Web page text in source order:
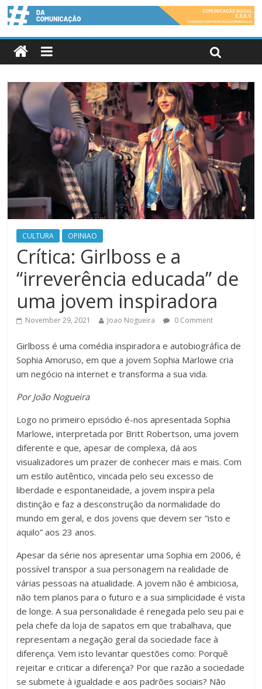
CULTURA OPINIAO
Crítica: Girlboss e a
“irreverência educada” de
uma jovem inspiradora
November 29, 2021 Joao Nogueira 0 Comment
Girlboss é uma comédia inspiradora e autobiográfica de
Sophia Amoruso, em que a jovem Sophia Marlowe cria
um negócio na internet e transforma a sua vida.
Por João Nogueira
Logo no primeiro episódio é-nos apresentada Sophia
Marlowe, interpretada por Britt Robertson, uma jovem
diferente e que, apesar de complexa, dá aos
visualizadores um prazer de conhecer mais e mais. Com
um estilo autêntico, vincada pelo seu excesso de
liberdade e espontaneidade, a jovem inspira pela
distinção e faz a desconstrução da normalidade do
mundo em geral, e dos jovens que devem ser “isto e
aquilo” aos 23 anos.
Apesar da série nos apresentar uma Sophia em 2006, é
possível transpor a sua personagem na realidade de
várias pessoas na atualidade. A jovem não é ambiciosa,
não tem planos para o futuro e a sua simplicidade é vista
de longe. A sua personalidade é renegada pelo seu pai e
pela chefe da loja de sapatos em que trabalhava, que
representam a negação geral da sociedade face à
diferença. Vem isto levantar questões como: Porquê
rejeitar e criticar a diferença? Por que razão a sociedade
se submete à igualdade e aos padrões sociais? Não